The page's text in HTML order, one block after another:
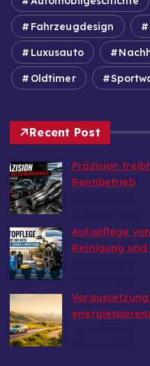
Fahrzeugdesign
Luxusauto
Oldtimer
Recent Post
Präzision
Rennbetrieb
Autopflege
Reinigung und